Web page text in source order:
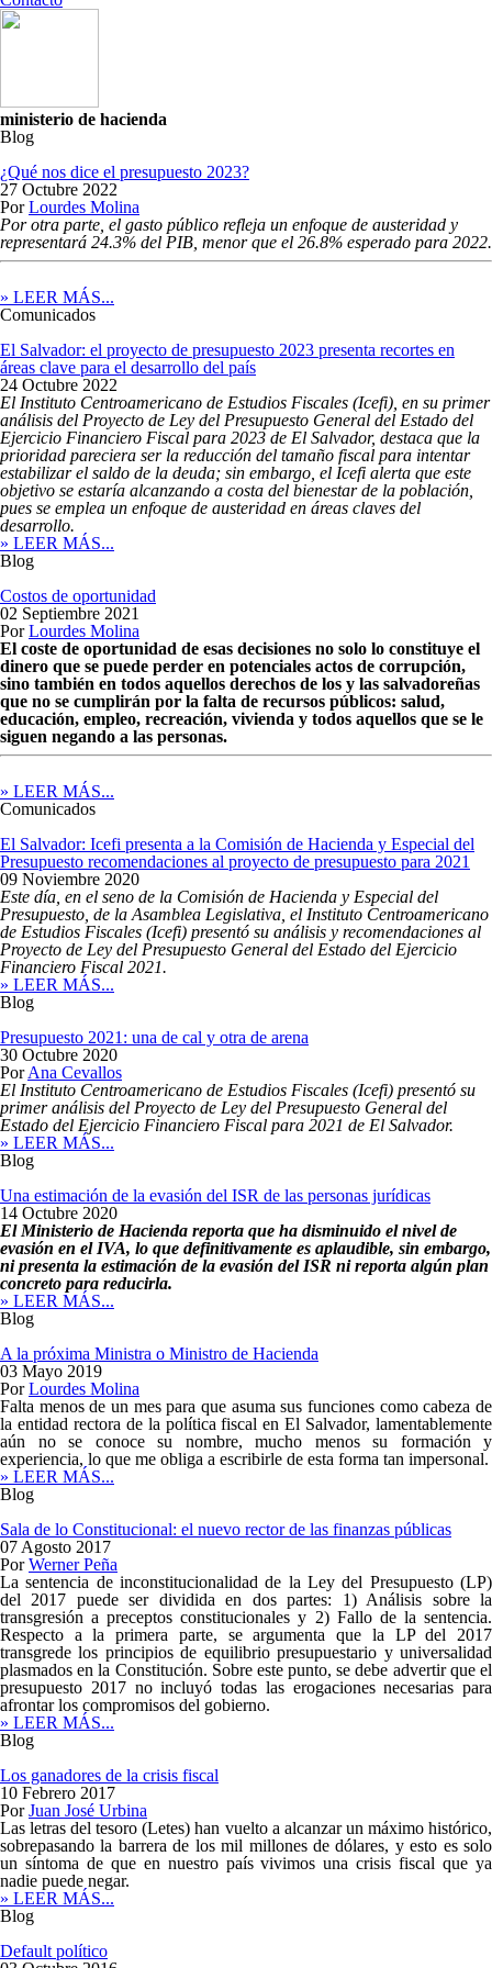
ministerio de hacienda
Blog
¿Qué nos dice el presupuesto 2023?
27 Octubre 2022
PorLourdes Molina
Por otra parte, el gasto público refleja un enfoque de austeridad y
representará 24.3% del PIB, menor que el 26.8% esperado para 2022.
» LEER MÁS...
Comunicados
El Salvador: el proyecto de presupuesto 2023 presenta recortes en
áreas clave para el desarrollo del país
24 Octubre 2022
El Instituto Centroamericano de Estudios Fiscales (Icefi), en su primer
análisis del Proyecto de Ley del Presupuesto General del Estado del
Ejercicio Financiero Fiscal para 2023 de El Salvador, destaca que la
prioridad pareciera ser la reducción del tamaño fiscal para intentar
estabilizar el saldo de la deuda; sin embargo, el Icefi alerta que este
objetivo se estaría alcanzando a costa del bienestar de la población,
pues se emplea un enfoque de austeridad en áreas claves del
desarrollo.
» LEER MÁS...
Blog
Costos de oportunidad
02 Septiembre 2021
PorLourdes Molina
El coste de oportunidad de esas decisiones no solo lo constituye el
dinero que se puede perder en potenciales actos de corrupción,
sino también en todos aquellos derechos de los y las salvadoreñas
que no se cumplirán por la falta de recursos públicos: salud,
educación, empleo, recreación, vivienda y todos aquellos que se le
siguen negando a las personas.
» LEER MÁS...
Comunicados
El Salvador: Icefi presenta a la Comisión de Hacienda y Especial del
Presupuesto recomendaciones al proyecto de presupuesto para 2021
09 Noviembre 2020
Este día, en el seno de la Comisión de Hacienda y Especial del
Presupuesto, de la Asamblea Legislativa, el Instituto Centroamericano
de Estudios Fiscales (Icefi) presentó su análisis y recomendaciones al
Proyecto de Ley del Presupuesto General del Estado del Ejercicio
Financiero Fiscal 2021.
» LEER MÁS...
Blog
Presupuesto 2021: una de cal y otra de arena
30 Octubre 2020
PorAna Cevallos
El Instituto Centroamericano de Estudios Fiscales (Icefi) presentó su
primer análisis del Proyecto de Ley del Presupuesto General del
Estado del Ejercicio Financiero Fiscal para 2021 de El Salvador.
» LEER MÁS...
Blog
Una estimación de la evasión del ISR de las personas jurídicas
14 Octubre 2020
El Ministerio de Hacienda reporta que ha disminuido el nivel de
evasión en el IVA, lo que definitivamente es aplaudible, sin embargo,
ni presenta la estimación de la evasión del ISR ni reporta algún plan
concreto para reducirla.
» LEER MÁS...
Blog
A la próxima Ministra o Ministro de Hacienda
03 Mayo 2019
PorLourdes Molina
Falta menos de un mes para que asuma sus funciones como cabeza de
la entidad rectora de la política fiscal en El Salvador, lamentablemente
aún no se conoce su nombre, mucho menos su formación y
experiencia, lo que me obliga a escribirle de esta forma tan impersonal.
» LEER MÁS...
Blog
Sala de lo Constitucional: el nuevo rector de las finanzas públicas
07 Agosto 2017
PorWerner Peña
La sentencia de inconstitucionalidad de la Ley del Presupuesto (LP)
del 2017 puede ser dividida en dos partes: 1) Análisis sobre la
transgresión a preceptos constitucionales y 2) Fallo de la sentencia.
Respecto a la primera parte, se argumenta que la LP del 2017
transgrede los principios de equilibrio presupuestario y universalidad
plasmados en la Constitución. Sobre este punto, se debe advertir que el
presupuesto 2017 no incluyó todas las erogaciones necesarias para
afrontar los compromisos del gobierno.
» LEER MÁS...
Blog
Los ganadores de la crisis fiscal
10 Febrero 2017
PorJuan José Urbina
Las letras del tesoro (Letes) han vuelto a alcanzar un máximo histórico,
sobrepasando la barrera de los mil millones de dólares, y esto es solo
un síntoma de que en nuestro país vivimos una crisis fiscal que ya
nadie puede negar.
» LEER MÁS...
Blog
Default político